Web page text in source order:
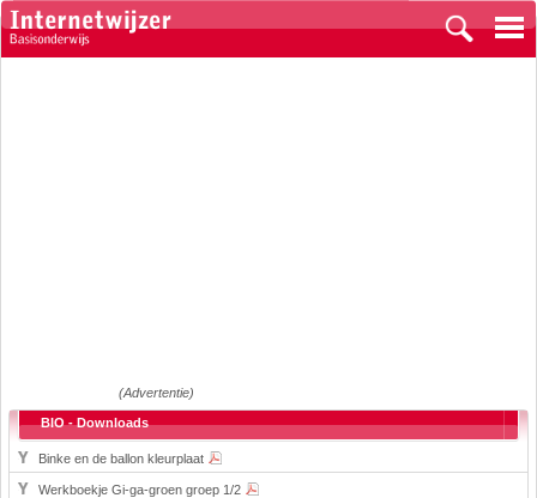
(Advertentie)
BIO - Downloads
Binke en de ballon kleurplaat
Werkboekje Gi-ga-groen groep 1/2